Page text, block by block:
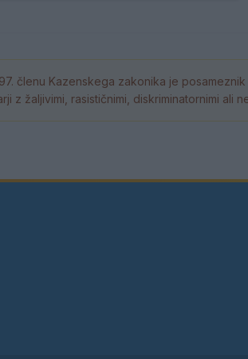
členu Kazenskega zakonika je
z žaljivimi, rasističnimi, diskriminatornimi ali